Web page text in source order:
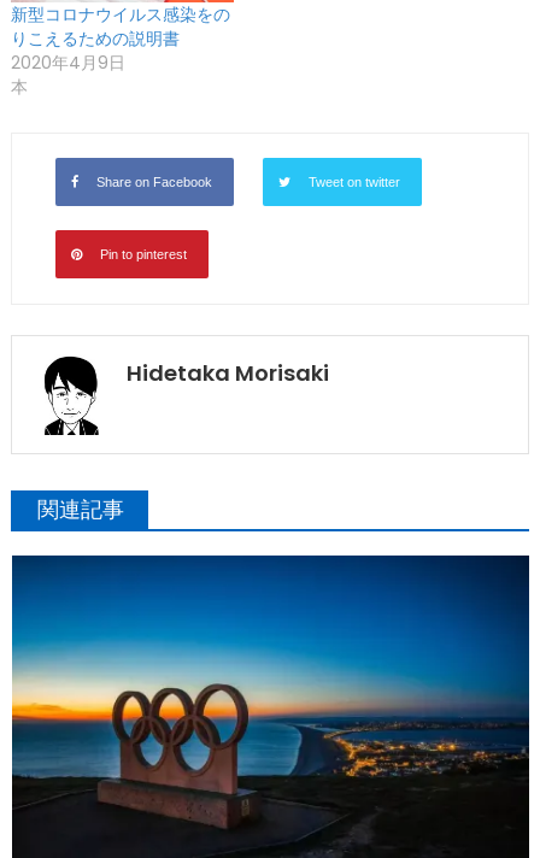
新型コロナウイルス感染をの
りこえるための説明書
2020年4月9日
本
Share on Facebook Tweet on twitter
Pin to pinterest
Hidetaka Morisaki
関連記事